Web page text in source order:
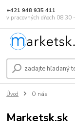
+421 948 935 411
v pracovných dňoch 08.30
Úvod O nás
Marketsk.sk